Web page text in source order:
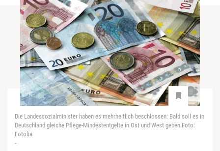
Die Landessozialminister haben es mehrheitlich beschlossen: Bald soll es in
Deutschland gleiche Pflege-Mindestentgelte in Ost und West geben.Foto:
Fotolia
-